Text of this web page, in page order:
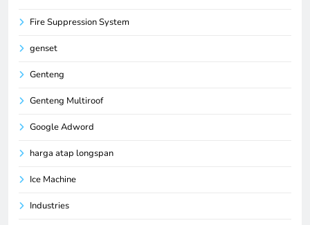
Fire Suppression System
genset
Genteng
Genteng Multiroof
Google Adword
harga atap longspan
Ice Machine
Industries